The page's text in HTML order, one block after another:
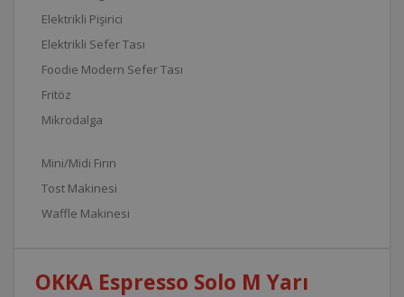
Elektrikli Pişirici
Elektrikli Sefer Tası
Foodie Modern Sefer Tası
Fritöz
Mikrodalga
Mini/Midi Fırın
Tost Makinesi
Waffle Makinesi
OKKA Espresso Solo M Yarı